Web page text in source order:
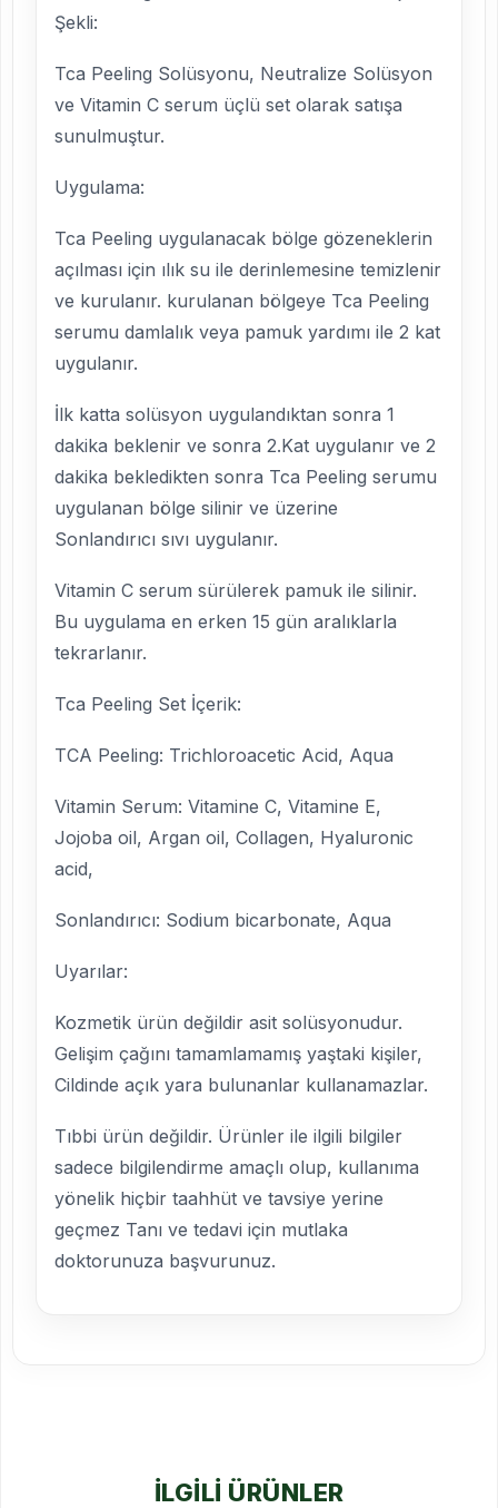
Şekli:
Tca Peeling Solüsyonu, Neutralize Solüsyon
ve Vitamin C serum üçlü set olarak satışa
sunulmuştur.
Uygulama:
Tca Peeling uygulanacak bölge gözeneklerin
açılması için ılık su ile derinlemesine temizlenir
ve kurulanır. kurulanan bölgeye Tca Peeling
serumu damlalık veya pamuk yardımı ile 2 kat
uygulanır.
İlk katta solüsyon uygulandıktan sonra 1
dakika beklenir ve sonra 2.Kat uygulanır ve 2
dakika bekledikten sonra Tca Peeling serumu
uygulanan bölge silinir ve üzerine
Sonlandırıcı sıvı uygulanır.
Vitamin C serum sürülerek pamuk ile silinir.
Bu uygulama en erken 15 gün aralıklarla
tekrarlanır.
Tca Peeling Set İçerik:
TCA Peeling: Trichloroacetic Acid, Aqua
Vitamin Serum: Vitamine C, Vitamine E,
Jojoba oil, Argan oil, Collagen, Hyaluronic
acid,
Sonlandırıcı: Sodium bicarbonate, Aqua
Uyarılar:
Kozmetik ürün değildir asit solüsyonudur.
Gelişim çağını tamamlamamış yaştaki kişiler,
Cildinde açık yara bulunanlar kullanamazlar.
Tıbbi ürün değildir. Ürünler ile ilgili bilgiler
sadece bilgilendirme amaçlı olup, kullanıma
yönelik hiçbir taahhüt ve tavsiye yerine
geçmez Tanı ve tedavi için mutlaka
doktorunuza başvurunuz.
İLGILI ÜRÜNLER